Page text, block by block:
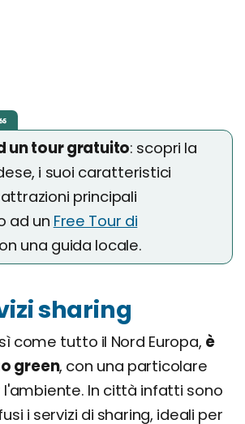
un tour gratuito: scopri la
i suoi caratteristici
principali
ad un Free Tour di
una guida locale.
sharing
come tutto il Nord Europa, è
green, con una particolare
In città infatti sono
i servizi di sharing, ideali per